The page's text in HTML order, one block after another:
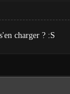
charger ? :S